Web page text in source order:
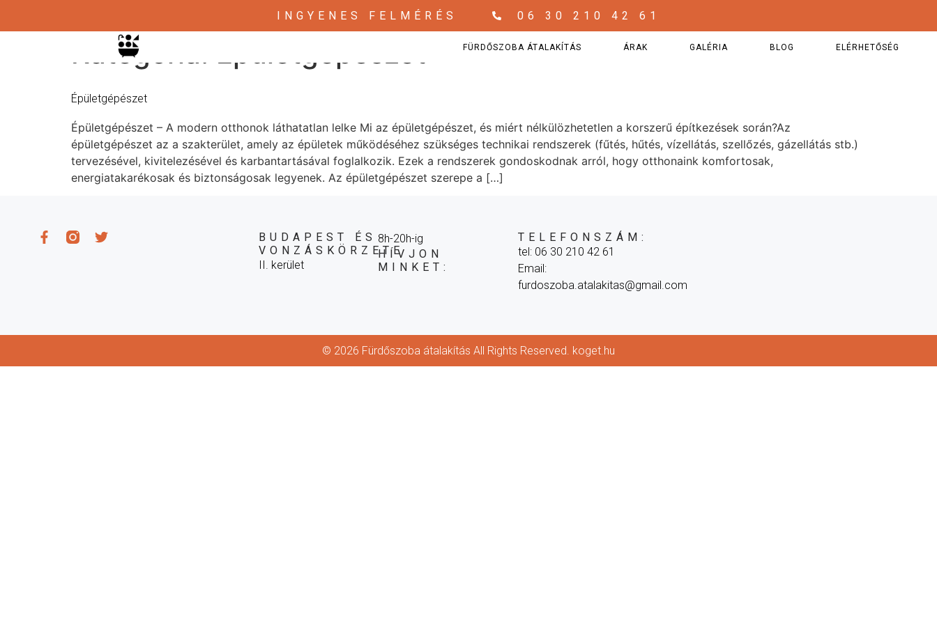
INGYENES FELMÉRÉS 06 30 210 42 61
FÜRDŐSZOBA ÁTALAKÍTÁS ÁRAK GALÉRIA BLOG ELÉRHETŐSÉG
Kategória: Épületgépészet
Épületgépészet
Épületgépészet – A modern otthonok láthatatlan lelke Mi az épületgépészet, és miért nélkülözhetetlen a korszerű építkezések során?Az
épületgépészet az a szakterület, amely az épületek működéséhez szükséges technikai rendszerek (fűtés, hűtés, vízellátás, szellőzés, gázellátás stb.)
tervezésével, kivitelezésével és karbantartásával foglalkozik. Ezek a rendszerek gondoskodnak arról, hogy otthonaink komfortosak,
energiatakarékosak és biztonságosak legyenek. Az épületgépészet szerepe a […]
BUDAPEST ÉS
VONZÁSKÖRZETE
II. kerület
8h-20h-ig
HÍVJON
MINKET:
TELEFONSZÁM:
tel: 06 30 210 42 61
Email:
furdoszoba.atalakitas@gmail.com
© 2026 Fürdőszoba átalakítás All Rights Reserved. koget.hu